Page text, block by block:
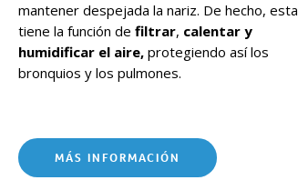
mantener despejada la nariz. De hecho, esta
tiene la función de filtrar, calentar y
humidificar el aire, protegiendo así los
bronquios y los pulmones.
MÁS INFORMACIÓN